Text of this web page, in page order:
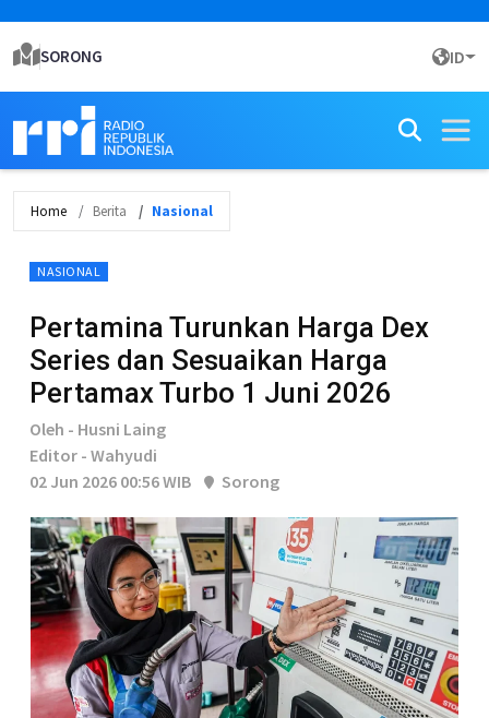
SORONG ID
Home Berita Nasional
NASIONAL
Pertamina Turunkan Harga Dex
Series dan Sesuaikan Harga
Pertamax Turbo 1 Juni 2026
Oleh - Husni Laing
Editor - Wahyudi
02 Jun 2026 00:56 WIB
Sorong